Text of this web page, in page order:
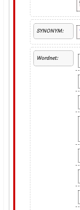
SYNONYM:
Wordnet: